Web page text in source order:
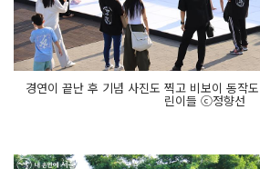
경연이 끝난 후 기념 사진도 찍고 비보이 동작
린이들 ⓒ정향선